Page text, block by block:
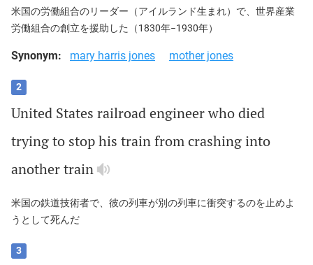
米国の労働組合のリーダー（アイルランド生まれ）で、世界産業
労働組合の創立を援助した（1830年−1930年）
Synonym: mary harris jones mother jones
2
United States railroadengineerwhodied
tryingto stophis trainfromcrashing into
anothertrain
米国の鉄道技術者で、彼の列車が別の列車に衝突するのを止めよ
うとして死んだ
3